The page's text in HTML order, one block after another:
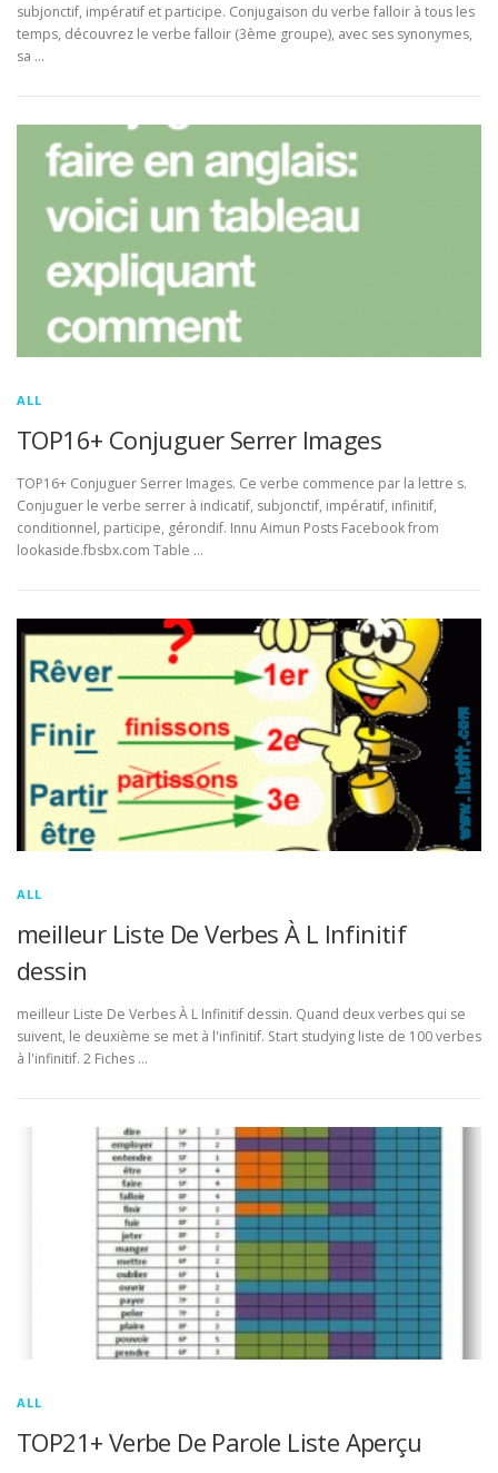
subjonctif, impératif et participe. Conjugaison du verbe falloir à tous les
temps, découvrez le verbe falloir (3ème groupe), avec ses synonymes,
sa …
ALL
TOP16+ Conjuguer Serrer Images
TOP16+ Conjuguer Serrer Images. Ce verbe commence par la lettre s.
Conjuguer le verbe serrer à indicatif, subjonctif, impératif, infinitif,
conditionnel, participe, gérondif. Innu Aimun Posts Facebook from
lookaside.fbsbx.com Table …
ALL
meilleur Liste De Verbes À L Infinitif
dessin
meilleur Liste De Verbes À L Infinitif dessin. Quand deux verbes qui se
suivent, le deuxième se met à l'infinitif. Start studying liste de 100 verbes
à l'infinitif. 2 Fiches …
ALL
TOP21+ Verbe De Parole Liste Aperçu